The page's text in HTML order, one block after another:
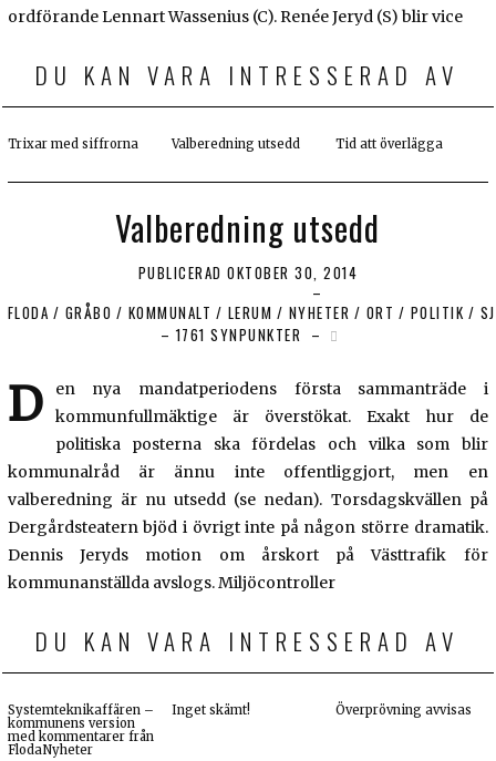
ordförande Lennart Wassenius (C). Renée Jeryd (S) blir vice
DU KAN VARA INTRESSERAD AV
Trixar med siffrorna Valberedning utsedd Tid att överlägga
Valberedning utsedd
PUBLICERAD OKTOBER 30, 2014
FLODA / GRÅBO / KOMMUNALT / LERUM / NYHETER / ORT / POLITIK /
1761 SYNPUNKTER
D
en nya mandatperiodens första sammanträde i
kommunfullmäktige är överstökat. Exakt hur de
politiska posterna ska fördelas och vilka som blir
kommunalråd är ännu inte offentliggjort, men en
valberedning är nu utsedd (se nedan). Torsdagskvällen på
Dergårdsteatern bjöd i övrigt inte på någon större dramatik.
Dennis Jeryds motion om årskort på Västtrafik för
kommunanställda avslogs. Miljöcontroller
DU KAN VARA INTRESSERAD AV
Systemteknikaffären –
kommunens version
med kommentarer från
FlodaNyheter
Inget skämt! Överprövning avvisas